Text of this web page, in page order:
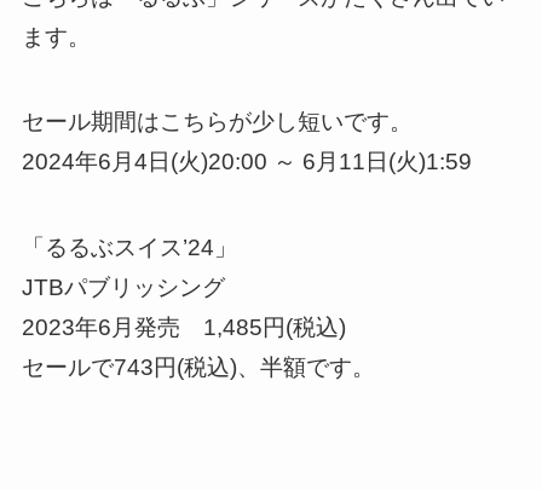
ます。
セール期間はこちらが少し短いです。
2024年6月4日(火)20:00 ～ 6月11日(火)1:59
「るるぶスイス’24」
JTBパブリッシング
2023年6月発売 1,485円(税込)
セールで743円(税込)、半額です。